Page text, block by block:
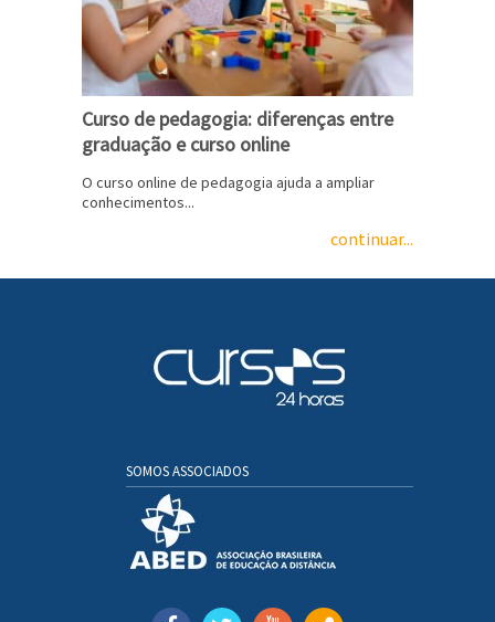
Curso de pedagogia: diferenças entre
graduação e curso online
O curso online de pedagogia ajuda a ampliar
conhecimentos...
continuar...
SOMOS ASSOCIADOS